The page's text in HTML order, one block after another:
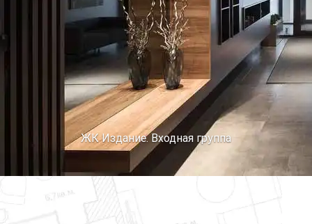
ЖК Издание. Входная группа